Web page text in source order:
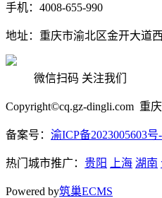
手机：4008-655-990
地址：重庆市渝北区金开大道
微信扫码 关注我们
Copyright©cq.gz-dingli.com 重
备案号： 渝ICP备2023005603号-
热门城市推广： 贵阳 上海 湖南
Powered by筑巢ECMS